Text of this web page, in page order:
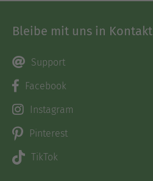
Bleibe mit uns in Kontakt
Support
Facebook
Instagram
Pinterest
TikTok